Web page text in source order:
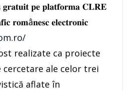
𝐠𝐫𝐚𝐭𝐮𝐢𝐭 𝐩𝐞 𝐩𝐥𝐚𝐭𝐟𝐨𝐫𝐦𝐚 𝐂𝐋𝐑𝐄
𝐫𝐨𝐦â𝐧𝐞𝐬𝐜 𝐞𝐥𝐞𝐜𝐭𝐫𝐨𝐧𝐢𝐜
realizate ca proiecte
ale celor trei
aflate în